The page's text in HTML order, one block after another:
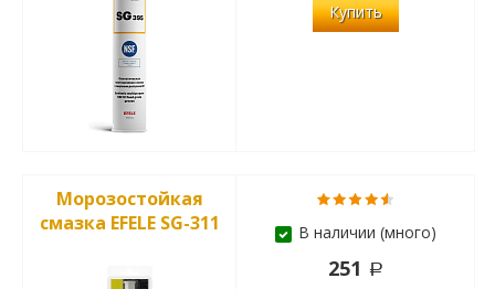
Купить
Морозостойкая
смазка EFELE SG-311
В наличии (много)
251